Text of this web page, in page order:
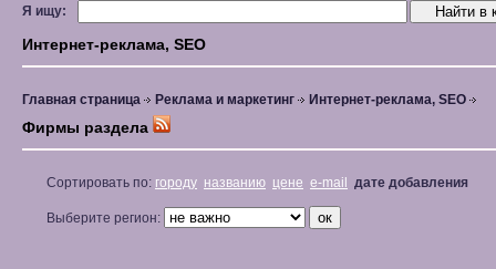
Я ищу:
Интернет-реклама, SEO
Главная страница Реклама и маркетинг Интернет-реклама, SEO
Фирмы раздела
Сортировать по: городу названию цене e-mail дате добавления
Выберите регион: